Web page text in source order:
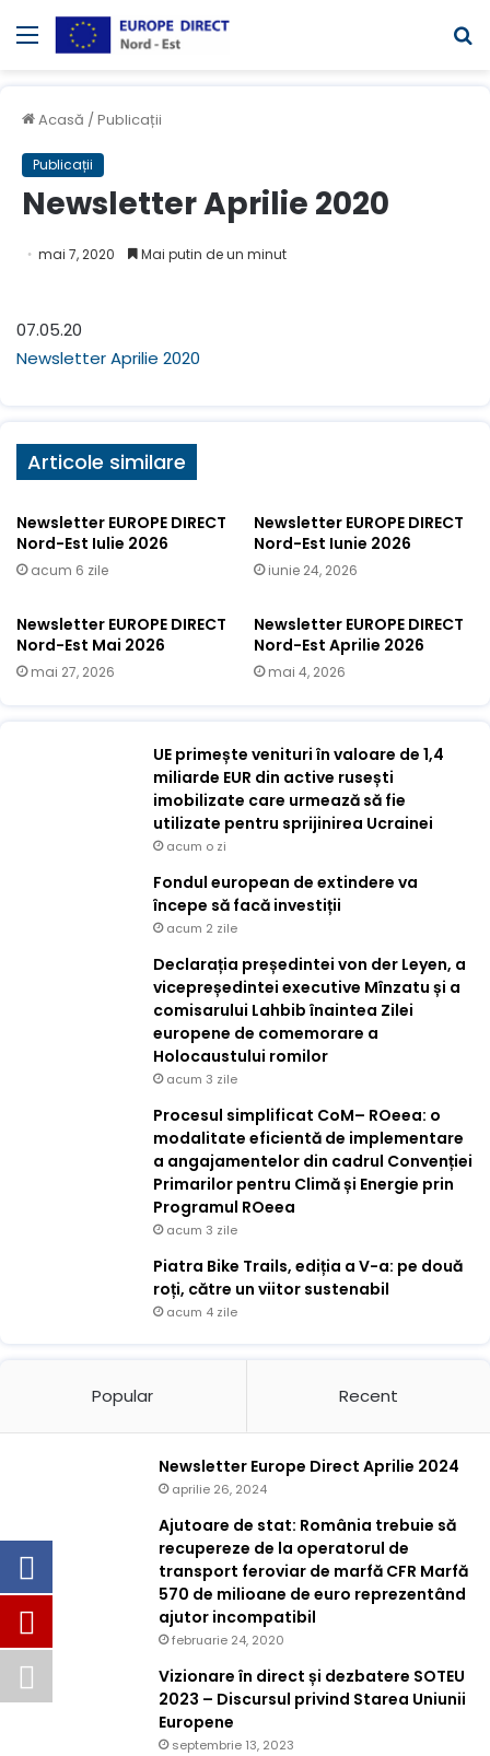
Meniul
Acasă /Publicații
Publicații
Newsletter Aprilie 2020
mai 7, 2020 Mai putin de un minut
07.05.20
Newsletter Aprilie 2020
Articole similare
Newsletter EUROPE DIRECT
Nord-Est Iulie 2026
acum 6 zile
Newsletter EUROPE DIRECT
Nord-Est Iunie 2026
iunie 24, 2026
Newsletter EUROPE DIRECT
Nord-Est Mai 2026
mai 27, 2026
Newsletter EUROPE DIRECT
Nord-Est Aprilie 2026
mai 4, 2026
UE primește venituri în valoare de 1,4
miliarde EUR din active rusești
imobilizate care urmează să fie
utilizate pentru sprijinirea Ucrainei
acum o zi
Fondul european de extindere va
începe să facă investiții
acum 2 zile
Declarația președintei von der Leyen, a
vicepreședintei executive Mînzatu și a
comisarului Lahbib înaintea Zilei
europene de comemorare a
Holocaustului romilor
acum 3 zile
Procesul simplificat CoM– ROeea: o
modalitate eficientă de implementare
a angajamentelor din cadrul Convenției
Primarilor pentru Climă și Energie prin
Programul ROeea
acum 3 zile
Piatra Bike Trails, ediția a V-a: pe două
roți, către un viitor sustenabil
acum 4 zile
Popular Recent
Newsletter Europe Direct Aprilie 2024
aprilie 26, 2024
Ajutoare de stat: România trebuie să
recupereze de la operatorul de
transport feroviar de marfă CFR Marfă
570 de milioane de euro reprezentând
ajutor incompatibil
februarie 24, 2020
Vizionare în direct și dezbatere SOTEU
2023 – Discursul privind Starea Uniunii
Europene
septembrie 13, 2023